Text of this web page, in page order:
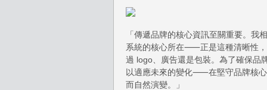
「傳遞品牌的核心資訊至關重要。我
系統的核心所在⸺正是這種清晰性，
過 logo、廣告還是包裝。為了確保品
以適應未來的變化⸺在堅守品牌核心
而自然演變。」